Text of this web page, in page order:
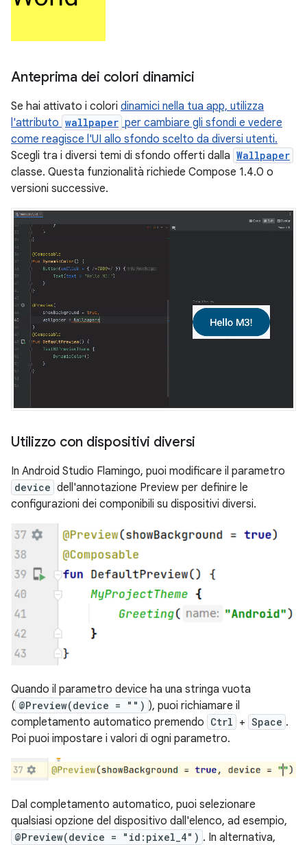
Anteprima dei colori dinamici
Se hai attivato i colori dinamici nella tua app, utilizza
l'attributo wallpaper per cambiare gli sfondi e vedere
come reagisce l'UI allo sfondo scelto da diversi utenti.
Scegli tra i diversi temi di sfondo offerti dalla Wallpaper
classe. Questa funzionalità richiede Compose 1.4.0 o
versioni successive.
Utilizzo con dispositivi diversi
In Android Studio Flamingo, puoi modificare il parametro
device dell'annotazione Preview per definire le
configurazioni dei componibili su dispositivi diversi.
Quando il parametro device ha una stringa vuota
( @Preview(device = "") ), puoi richiamare il
completamento automatico premendo Ctrl + Space .
Poi puoi impostare i valori di ogni parametro.
Dal completamento automatico, puoi selezionare
qualsiasi opzione del dispositivo dall'elenco, ad esempio,
@Preview(device = "id:pixel_4") . In alternativa,